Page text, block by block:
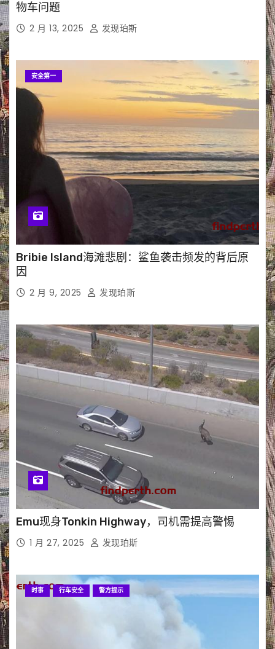
物车问题
2 月 13, 2025 发现珀斯
安全第一
Bribie Island海滩悲剧：鲨鱼袭击频发的背后原
因
2 月 9, 2025 发现珀斯
Emu现身Tonkin Highway，司机需提高警惕
1 月 27, 2025 发现珀斯
时事 行车安全 警方提示